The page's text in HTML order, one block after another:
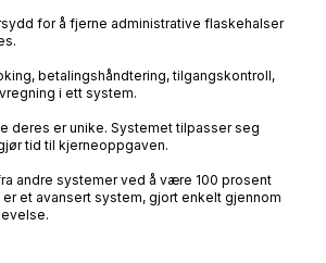
for å fjerne administrative flaskehalser
betalingshåndtering, tilgangskontroll,
i ett system.
deres er unike. Systemet tilpasser seg
tid til kjerneoppgaven.
andre systemer ved å være 100 prosent
et avansert system, gjort enkelt gjennom